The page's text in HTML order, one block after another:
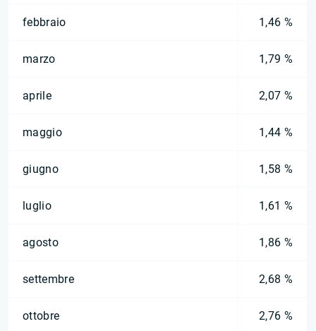
febbraio 1,46 %
marzo 1,79 %
aprile 2,07 %
maggio 1,44 %
giugno 1,58 %
luglio 1,61 %
agosto 1,86 %
settembre 2,68 %
ottobre 2,76 %